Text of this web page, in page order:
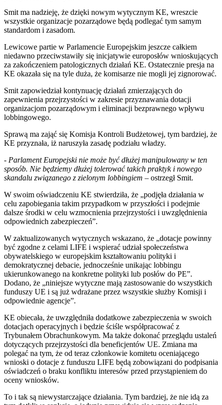
Smit ma nadzieję, że dzięki nowym wytycznym KE, wreszcie
wszystkie organizacje pozarządowe będą podlegać tym samym
standardom i zasadom.
Lewicowe partie w Parlamencie Europejskim jeszcze całkiem
niedawno przeciwstawiły się inicjatywie europosłów wnioskujących
za zakończeniem patologicznych działań KE. Ostatecznie presja na
KE okazała się na tyle duża, że komisarze nie mogli jej zignorować.
Smit zapowiedział kontynuację działań zmierzających do
zapewnienia przejrzystości w zakresie przyznawania dotacji
organizacjom pozarządowym i eliminacji bezprawnego wpływu
lobbingowego.
Sprawą ma zająć się Komisja Kontroli Budżetowej, tym bardziej, że
KE przyznała, iż ​​naruszyła zasadę podziału władzy.
- Parlament Europejski nie może być dłużej manipulowany w ten
sposób. Nie będziemy dłużej tolerować takich praktyk i nowego
skandalu związanego z zielonym lobbingiem – ostrzegł Smit.
W swoim oświadczeniu KE stwierdziła, że ​​„podjęła działania w
celu zapobiegania takim przypadkom w przyszłości i podejmie
dalsze środki w celu wzmocnienia przejrzystości i uwzględnienia
odpowiednich zabezpieczeń”.
W zaktualizowanych wytycznych wskazano, że „dotacje powinny
być zgodne z celami LIFE i wspierać udział społeczeństwa
obywatelskiego w europejskim kształtowaniu polityki i
demokratycznej debacie, jednocześnie unikając lobbingu
ukierunkowanego na konkretne polityki lub posłów do PE”.
Dodano, że „niniejsze wytyczne mają zastosowanie do wszystkich
funduszy UE i są już wdrażane przez wszystkie służby Komisji i
odpowiednie agencje”.
KE obiecała, że uwzględniła dodatkowe zabezpieczenia w swoich
dotacjach operacyjnych i będzie ściśle współpracować z
Trybunałem Obrachunkowym. Ma także dokonać przeglądu ustaleń
dotyczących przejrzystości dla beneficjentów UE. Zmiana ma
polegać na tym, że od teraz członkowie komitetu oceniającego
wnioski o dotacje z funduszu LIFE będą zobowiązani do podpisania
oświadczeń o braku konfliktu interesów przed przystąpieniem do
oceny wniosków.
To i tak są niewystarczające działania. Tym bardziej, że nie idą za